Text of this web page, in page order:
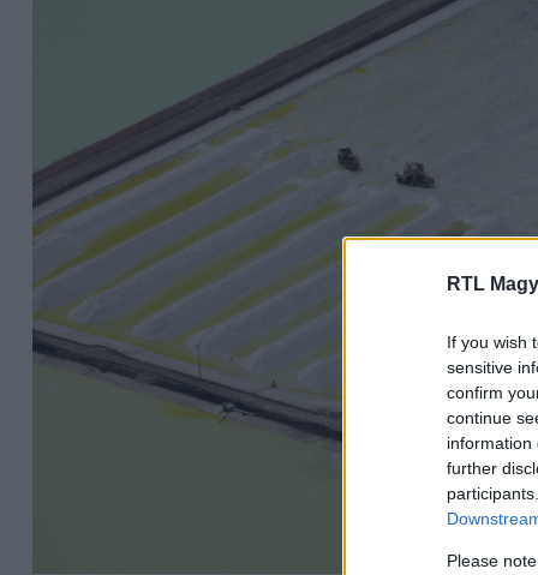
RTL
If you wish
sensitive
confirm
continue
information
further
Please